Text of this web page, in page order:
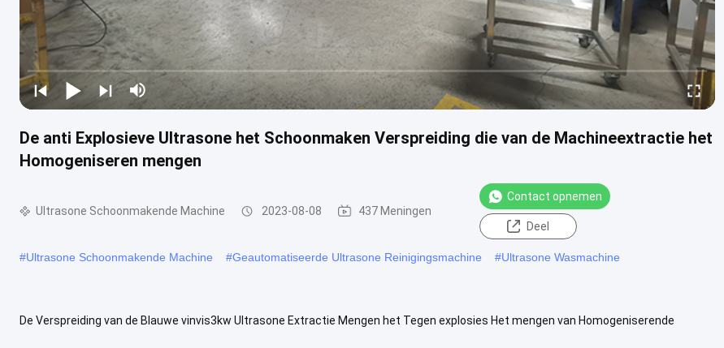
De anti Explosieve Ultrasone het Schoonmaken Verspreiding die van de Machineextractie het
Homogeniseren mengen
Ultrasone Schoonmakende Machine 2023-08-08 437 Meningen
Contact opnemen
Deel
#Ultrasone Schoonmakende Machine #Geautomatiseerde Ultrasone Reinigingsmachine #Ultrasone Wasmachine
De Verspreiding van de Blauwe vinvis3kw Ultrasone Extractie Mengen het Tegen explosies Het mengen van Homogeniserende